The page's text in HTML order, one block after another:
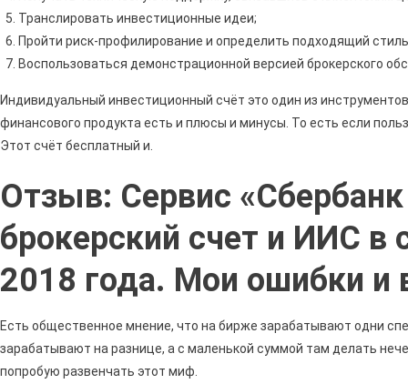
Транслировать инвестиционные идеи;
Пройти риск-профилирование и определить подходящий
Воспользоваться демонстрационной версией брокерского
Индивидуальный инвестиционный счёт это один из
финансового продукта есть и плюсы и минусы. То есть если
Этот счёт бесплатный и.
Отзыв: Сервис
брокерский счет и ИИС в
2018 года. Мои ошибки
Есть общественное мнение, что на бирже зарабатывают одни
зарабатывают на разнице, а с маленькой суммой там делать
попробую развенчать этот миф.